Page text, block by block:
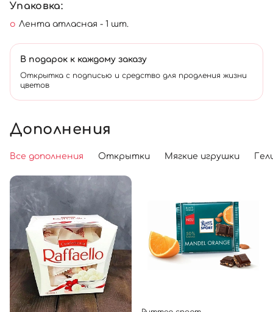
Упаковка:
Лента атласная - 1 шт.
В подарок к каждому заказу
Открытка с подписью и средство для продления жизни
цветов
Дополнения
Все дополнения Открытки Мягкие игрушки